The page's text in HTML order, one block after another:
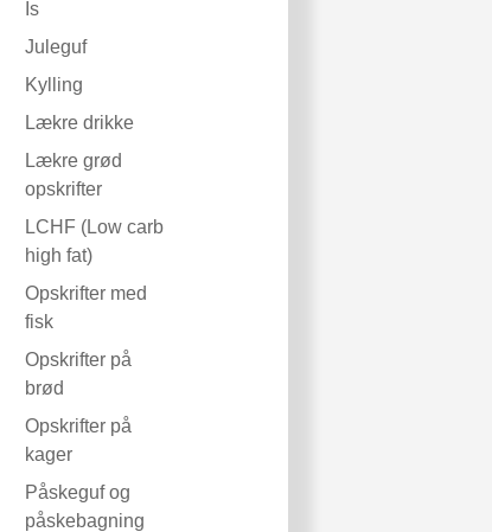
Is
Juleguf
Kylling
Lækre drikke
Lækre grød
opskrifter
LCHF (Low carb
high fat)
Opskrifter med
fisk
Opskrifter på
brød
Opskrifter på
kager
Påskeguf og
påskebagning